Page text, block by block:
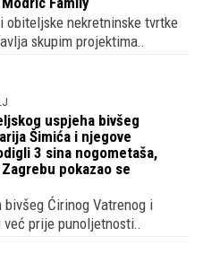
s ortacima od 2025.
firmu koja gradi
nekretninske tvrtke
skupim projektima..
uspjeha bivšeg
Šimića i njegove
3 sina nogometaša,
pokazao se